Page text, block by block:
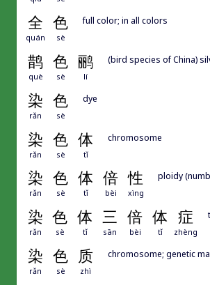
全 色
quán sè
full color; in all colors
鹊 色 鹂
què sè lí
(bird species of China)
染 色
rǎn sè
dye
染 色 体
rǎn sè tǐ
chromosome
染 色 体 倍 性
rǎn sè tǐ bèi xìng
ploidy
染 色 体 三 倍 体 症
rǎn sè tǐ sān bèi tǐ zhèng
染 色 质
rǎn sè zhì
chromosome; genetic